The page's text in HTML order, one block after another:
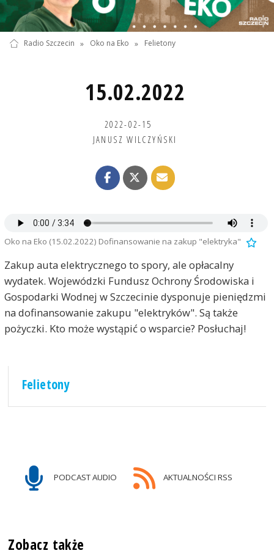
Radio Szczecin » Oko na Eko » Felietony
15.02.2022
2022-02-15
JANUSZ WILCZYŃSKI
Oko na Eko (15.02.2022) Dofinansowanie na zakup "elektryka"
Zakup auta elektrycznego to spory, ale opłacalny
wydatek. Wojewódzki Fundusz Ochrony Środowiska i
Gospodarki Wodnej w Szczecinie dysponuje pieniędzmi
na dofinansowanie zakupu "elektryków". Są także
pożyczki. Kto może wystąpić o wsparcie? Posłuchaj!
Felietony
PODCAST AUDIO AKTUALNOŚCI RSS
Zobacz także